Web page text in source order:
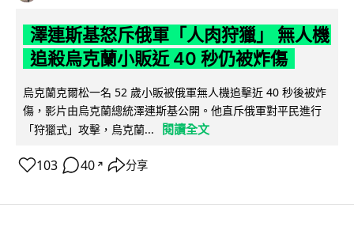
澤連斯基怒斥俄軍「人肉狩獵」 無人機
追殺烏克蘭小販近 40 秒仍被炸傷
烏克蘭克爾松一名 52 歲小販被俄軍無人機追擊近 40 秒後被炸
傷，影片由烏克蘭總統澤連斯基公開。他直斥俄軍對平民進行
「狩獵式」攻擊，烏克蘭...
閱讀全文
103 40 ↗ 分享